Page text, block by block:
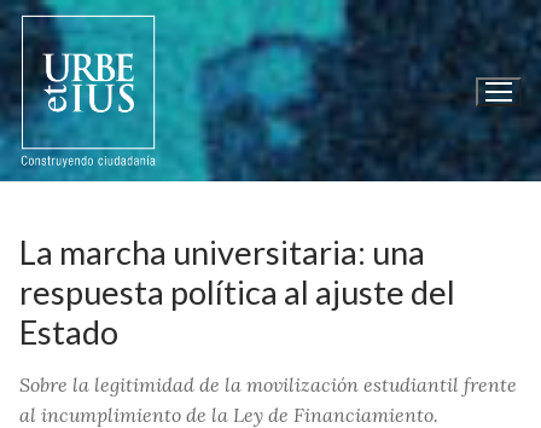
Ir
contenido
La marcha universitaria: una
respuesta política al ajuste del
Estado
Sobre la legitimidad de la movilización estudiantil frente
al incumplimiento de la Ley de Financiamiento.